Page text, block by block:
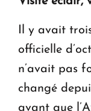
Il y avait
officielle
n’avait pas
changé
avant que